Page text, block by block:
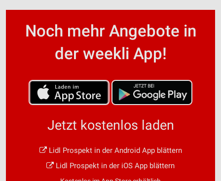
Noch mehr Angebote in
der weekli App!
Jetzt kostenlos laden
Lidl Prospekt in der Android App blättern
Lidl Prospekt in der iOS App blättern